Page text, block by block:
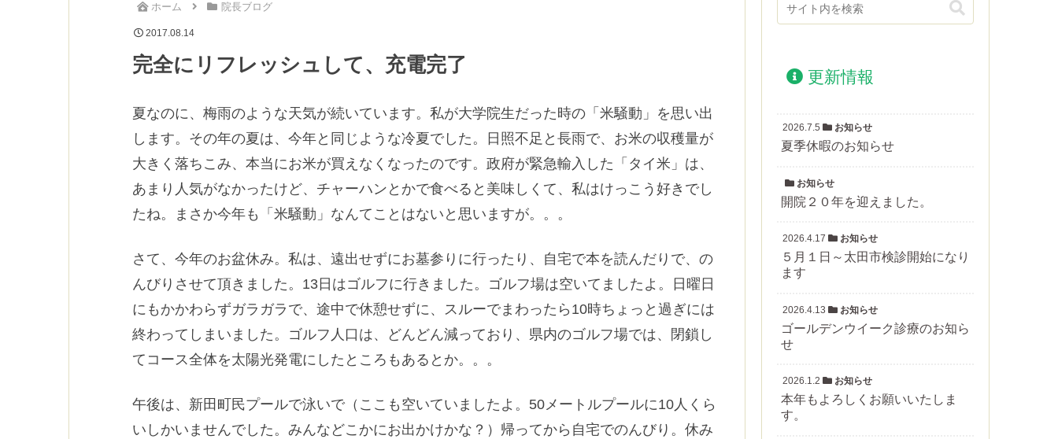
ホーム 院長ブログ
2017.08.14
完全にリフレッシュして、充電完了
夏なのに、梅雨のような天気が続いています。私が大学院生だった時の「米騒動」を思い出
します。その年の夏は、今年と同じような冷夏でした。日照不足と長雨で、お米の収穫量が
大きく落ちこみ、本当にお米が買えなくなったのです。政府が緊急輸入した「タイ米」は、
あまり人気がなかったけど、チャーハンとかで食べると美味しくて、私はけっこう好きでし
たね。まさか今年も「米騒動」なんてことはないと思いますが。。。
さて、今年のお盆休み。私は、遠出せずにお墓参りに行ったり、自宅で本を読んだりで、の
んびりさせて頂きました。13日はゴルフに行きました。ゴルフ場は空いてましたよ。日曜日
にもかかわらずガラガラで、途中で休憩せずに、スルーでまわったら10時ちょっと過ぎには
終わってしまいました。ゴルフ人口は、どんどん減っており、県内のゴルフ場では、閉鎖し
てコース全体を太陽光発電にしたところもあるとか。。。
午後は、新田町民プールで泳いで（ここも空いていましたよ。50メートルプールに10人くら
いしかいませんでした。みんなどこかにお出かけかな？）帰ってから自宅でのんびり。休み
更新情報
2026.7.5 お知らせ
夏季休暇のお知らせ
お知らせ
開院２０年を迎えました。
2026.4.17 お知らせ
５月１日～太田市検診開始になり
ます
2026.4.13 お知らせ
ゴールデンウイーク診療のお知ら
せ
2026.1.2 お知らせ
本年もよろしくお願いいたしま
す。